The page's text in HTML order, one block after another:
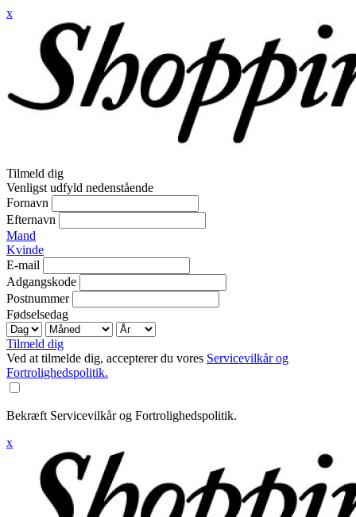
x
Tilmeld dig
Venligst udfyld nedenstående
Fornavn
Efternavn
Mand
Kvinde
E-mail
Adgangskode
Postnummer
Fødselsedag
Tilmeld dig
Ved at tilmelde dig, accepterer du vores Servicevilkår og
Fortrolighedspolitik.
Bekræft Servicevilkår og Fortrolighedspolitik.
x